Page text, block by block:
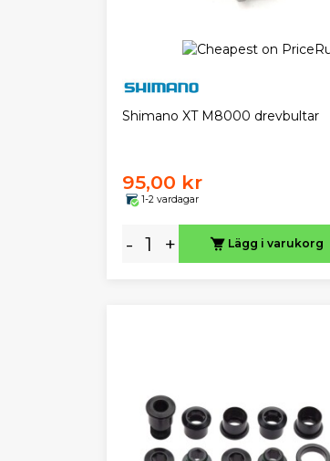
Shimano XT M8000 drevbultar
95,00 kr
1-2 vardagar
- + Lägg i varukorg